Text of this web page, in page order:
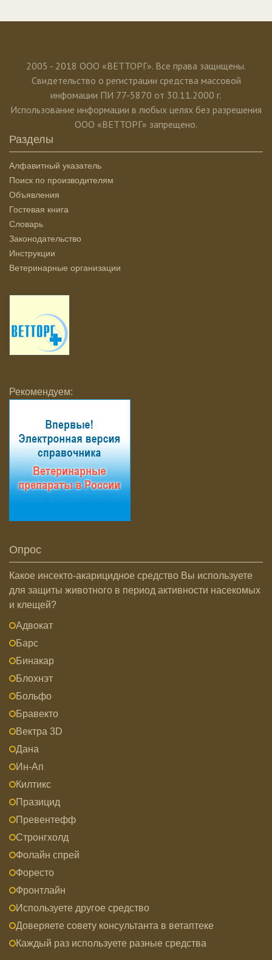
2005 - 2018 ООО «ВЕТТОРГ». Все права защищены.
Свидетельство о регистрации средства массовой
инфомации ПИ 77-5870 от 30.11.2000 г.
Использование информации в любых целях без разрешения
ООО «ВЕТТОРГ» запрещено.
Разделы
Алфавитный указатель
Поиск по производителям
Объявления
Гостевая книга
Словарь
Законодательство
Инструкции
Ветеринарные организации
Рекомендуем:
Опрос
Какое инсекто-акарицидное средство Вы используете
для защиты животного в период активности насекомых
и клещей?
Адвокат
Барс
Бинакар
Блохнэт
Больфо
Бравекто
Вектра 3D
Дана
Ин-Ап
Килтикс
Празицид
Превентефф
Стронгхолд
Фолайн спрей
Форесто
Фронтлайн
Используете другое средство
Доверяете совету консультанта в ветаптеке
Каждый раз используете разные средства